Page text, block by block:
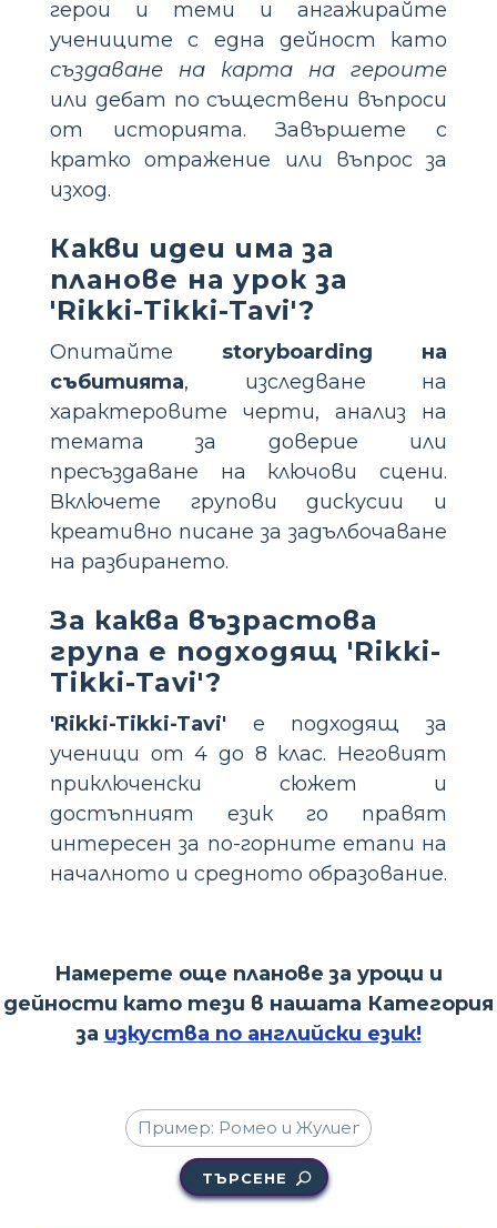
герои и теми и ангажирайте
учениците с една дейност като
създаване на карта на героите
или дебат по съществени въпроси
от историята. Завършете с
кратко отражение или въпрос за
изход.
Какви идеи има за
планове на урок за
'Rikki-Tikki-Tavi'?
Опитайте storyboarding на
събитията, изследване на
характеровите черти, анализ на
темата за доверие или
пресъздаване на ключови сцени.
Включете групови дискусии и
креативно писане за задълбочаване
на разбирането.
За каква възрастова
група е подходящ 'Rikki-
Tikki-Tavi'?
'Rikki-Tikki-Tavi' е подходящ за
ученици от 4 до 8 клас. Неговият
приключенски сюжет и
достъпният език го правят
интересен за по-горните етапи на
началното и средното образование.
Намерете още планове за уроци и
дейности като тези в нашата Категория
за изкуства по английски език!
ТЪРСЕНЕ